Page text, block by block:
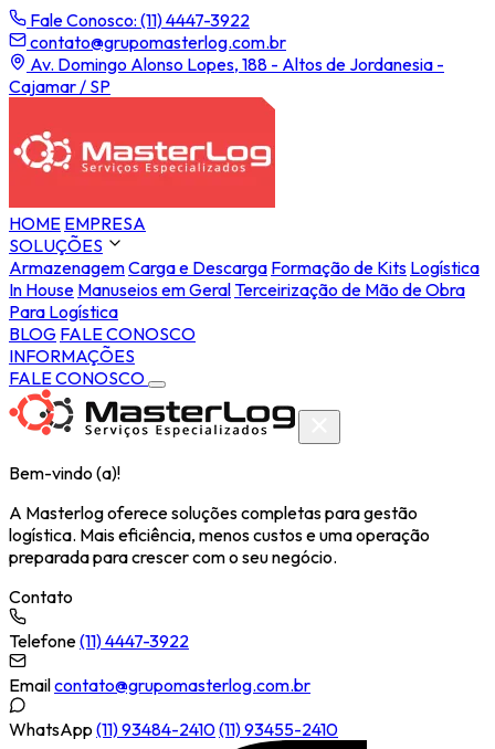
Fale Conosco: (11) 4447-3922
contato@grupomasterlog.com.br
Av. Domingo Alonso Lopes, 188 - Altos de Jordanesia -
Cajamar / SP
HOME EMPRESA
SOLUÇÕES
ArmazenagemCarga e Descarga Formação de Kits Logística
In House Manuseios em GeralTerceirização de Mão de Obra
Para Logística
BLOG FALE CONOSCO
INFORMAÇÕES
FALE CONOSCO
Bem-vindo (a)!
A Masterlog oferece soluções completas para gestão
logística. Mais eficiência, menos custos e uma operação
preparada para crescer com o seu negócio.
Contato
Telefone(11) 4447-3922
Emailcontato@grupomasterlog.com.br
WhatsApp (11) 93484-2410(11) 93455-2410